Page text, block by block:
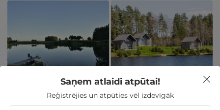
Komfortabla uzturēšanās romantiskā vidē pie
Saņem atlaidi atpūtai!
Reģistrējies un atpūties vēl izdevīgāk